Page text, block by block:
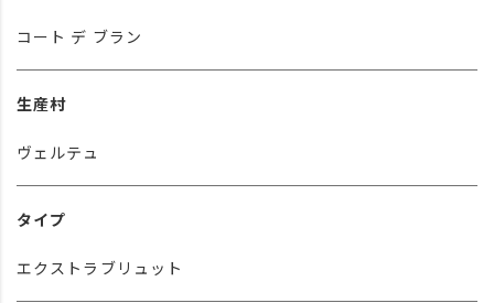
コート デ ブラン
生産村
ヴェルテュ
タイプ
エクストラブリュット